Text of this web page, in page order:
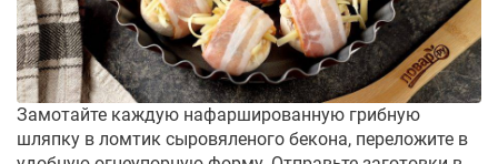
Замотайте каждую нафаршированную грибную
шляпку в ломтик сыровяленого бекона, переложите в